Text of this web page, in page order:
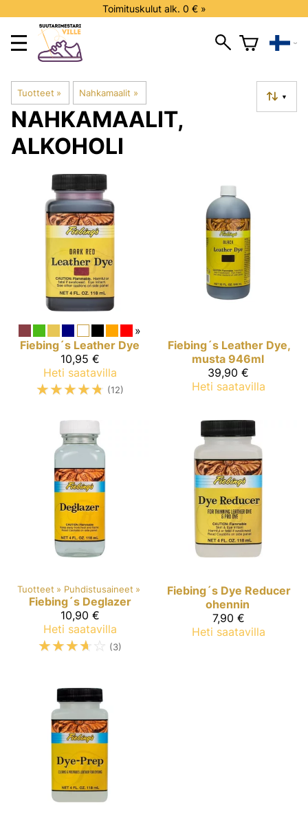
Toimituskulut alk. 0 € »
Tuotteet ‪» Nahkamaalit ‪» ▼
NAHKAMAALIT,
ALKOHOLI
»
Fiebing´s Leather Dye
10,95 €
Heti saatavilla
☆☆☆☆☆ (12)
Fiebing´s Leather Dye,
musta 946ml
39,90 €
Heti saatavilla
Tuotteet ‪» Puhdistusaineet ‪»
Fiebing´s Deglazer
10,90 €
Heti saatavilla
☆☆☆☆ ☆ (3)
Fiebing´s Dye Reducer
ohennin
7,90 €
Heti saatavilla